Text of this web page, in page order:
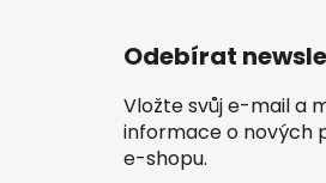
Odebírat
Vložte svůj e-mail a
informace o nových
e-shopu.